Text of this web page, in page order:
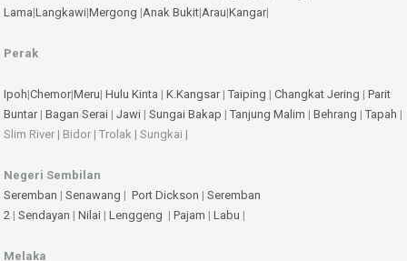
Lama|Langkawi|Mergong |Anak Bukit|Arau|Kangar|
Perak
Ipoh|Chemor|Meru| Hulu Kinta | K.Kangsar| Taiping | Changkat Jering | Parit
Buntar| Bagan Serai | Jawi | Sungai Bakap | Tanjung Malim | Behrang | Tapah |
Slim River | Bidor | Trolak | Sungkai |
Negeri Sembilan
Seremban | Senawang | Port Dickson | Seremban
2 | Sendayan | Nilai | Lenggeng | Pajam | Labu |
Melaka